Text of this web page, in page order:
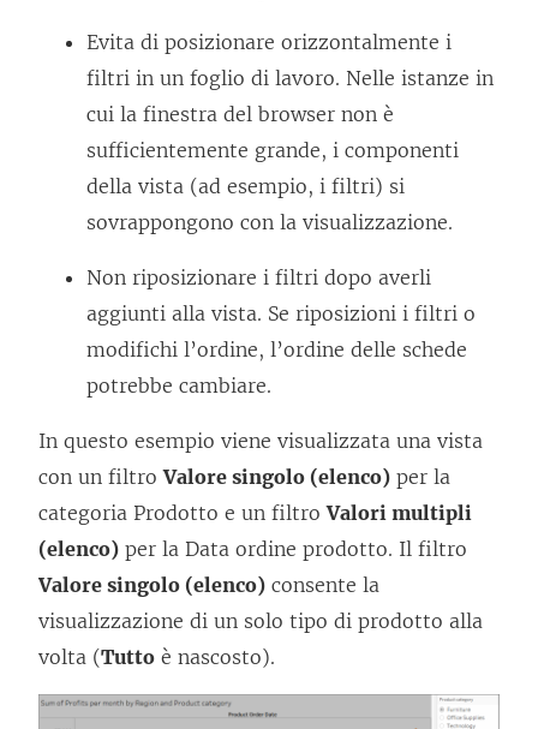
Evita di posizionare orizzontalmente i
filtri in un foglio di lavoro. Nelle istanze in
cui la finestra del browser non è
sufficientemente grande, i componenti
della vista (ad esempio, i filtri) si
sovrappongono con la visualizzazione.
Non riposizionare i filtri dopo averli
aggiunti alla vista. Se riposizioni i filtri o
modifichi l’ordine, l’ordine delle schede
potrebbe cambiare.
In questo esempio viene visualizzata una vista
con un filtroValore singolo (elenco) per la
categoria Prodotto e un filtroValori multipli
(elenco) per la Data ordine prodotto. Il filtro
Valore singolo (elenco) consente la
visualizzazione di un solo tipo di prodotto alla
volta (Tutto è nascosto).